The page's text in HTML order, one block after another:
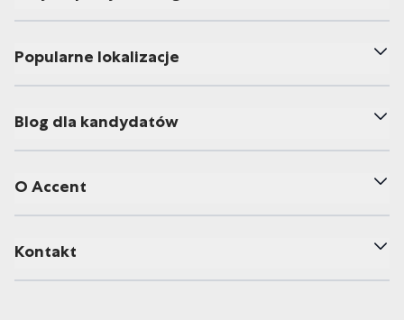
Popularne lokalizacje
Blog dla kandydatów
O Accent
Kontakt